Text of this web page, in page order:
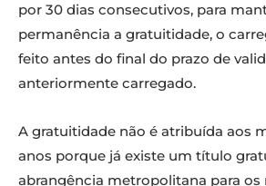
por 30 dias consecutivos, para
permanência a gratuitidade, o
feito antes do final do prazo de
anteriormente carregado.
A gratuitidade não é atribuída aos
anos porque já existe um título
abrangência metropolitana para os